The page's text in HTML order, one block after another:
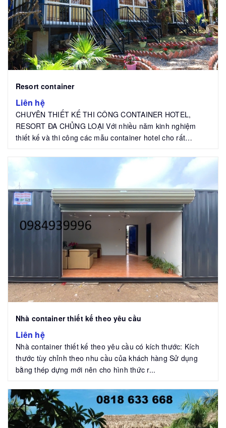
Resort container
Liên hệ
CHUYÊN THIẾT KẾ THI CÔNG CONTAINER HOTEL,
RESORT ĐA CHỦNG LOẠI Với nhiều năm kinh nghiệm
thiết kế và thi công các mẫu container hotel cho rất
Nhà container thiết kế theo yêu cầu
Liên hệ
Nhà container thiết kế theo yêu cầu có kích thước: Kích
thước tùy chỉnh theo nhu cầu của khách hàng Sử dụng
bằng thép dựng mới nên cho hình thức r...